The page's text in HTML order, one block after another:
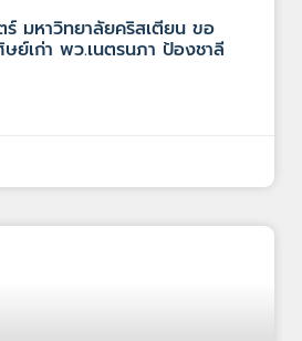
มหาวิทยาลัยคริสเตียน ขอ
ย์เก่า พว.เนตรนภา ป้องชาลี